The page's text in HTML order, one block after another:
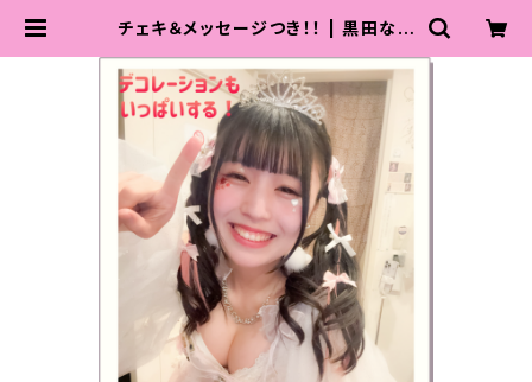
チェキ＆メッセージつき！！ | 黒田なつ